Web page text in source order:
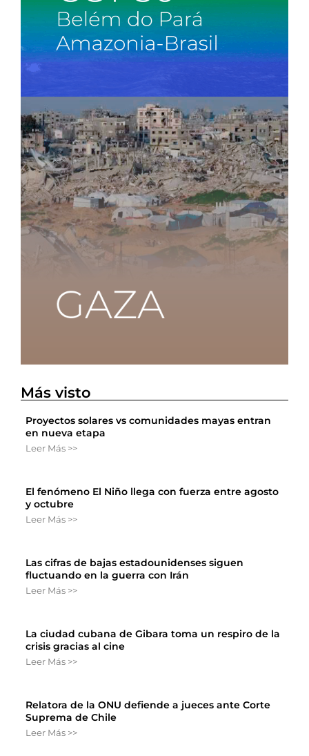
Más visto
Proyectos solares vs comunidades mayas entran
en nueva etapa
Leer Más >>
El fenómeno El Niño llega con fuerza entre agosto
y octubre
Leer Más >>
Las cifras de bajas estadounidenses siguen
fluctuando en la guerra con Irán
Leer Más >>
La ciudad cubana de Gibara toma un respiro de la
crisis gracias al cine
Leer Más >>
Relatora de la ONU defiende a jueces ante Corte
Suprema de Chile
Leer Más >>